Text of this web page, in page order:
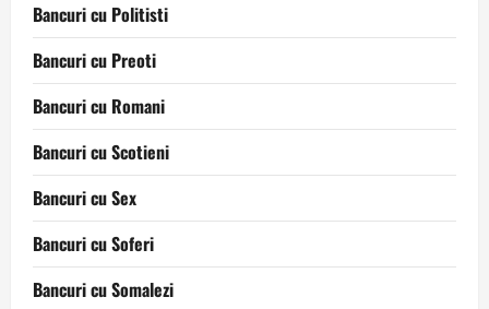
Bancuri cu Politisti
Bancuri cu Preoti
Bancuri cu Romani
Bancuri cu Scotieni
Bancuri cu Sex
Bancuri cu Soferi
Bancuri cu Somalezi